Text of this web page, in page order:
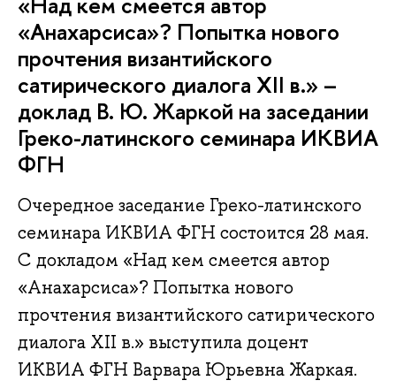
«Анахарсиса»? Попытка нового
прочтения византийского
сатирического диалога XII в.» –
доклад В. Ю. Жаркой на заседании
Греко-латинского семинара ИКВИА
ФГН
Очередное заседание Греко-латинского
семинара ИКВИА ФГН состоится 28 мая.
С докладом «Над кем смеется автор
«Анахарсиса»? Попытка нового
прочтения византийского сатирического
диалога XII в.» выступила доцент
ИКВИА ФГН Варвара Юрьевна Жаркая.